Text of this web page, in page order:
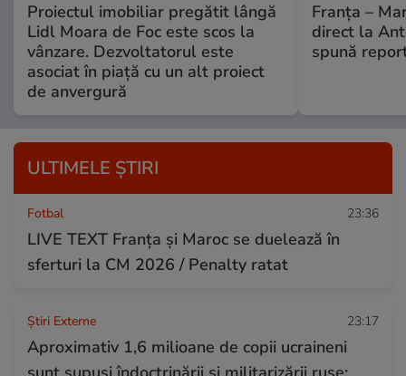
Proiectul imobiliar pregătit lângă
Lidl Moara de Foc este scos la
vânzare. Dezvoltatorul este
asociat în piață cu un alt proiect
de anvergură
Franţa –
direct la
spună
ULTIMELE ȘTIRI
Fotbal 23:36
LIVE TEXT Franța și Maroc se duelează în
sferturi la CM 2026 / Penalty ratat
Știri Externe 23:17
Aproximativ 1,6 milioane de copii ucraineni